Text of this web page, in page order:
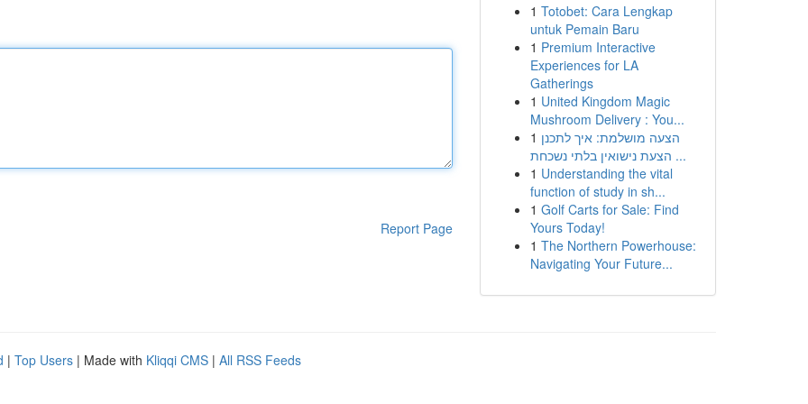
Report Page
1 Totobet: Cara Lengkap
untuk Pemain Baru
1 Premium Interactive
Experiences for LA
Gatherings
1 United Kingdom Magic
Mushroom Delivery : You...
1 הצעה מושלמת: איך לתכנן
הצעת נישואין בלתי נשכחת ...
1 Understanding the vital
function of study in sh...
1 Golf Carts for Sale: Find
Yours Today!
1 The Northern Powerhouse:
Navigating Your Future...
| Top Users | Made with Kliqqi CMS | All RSS Feeds